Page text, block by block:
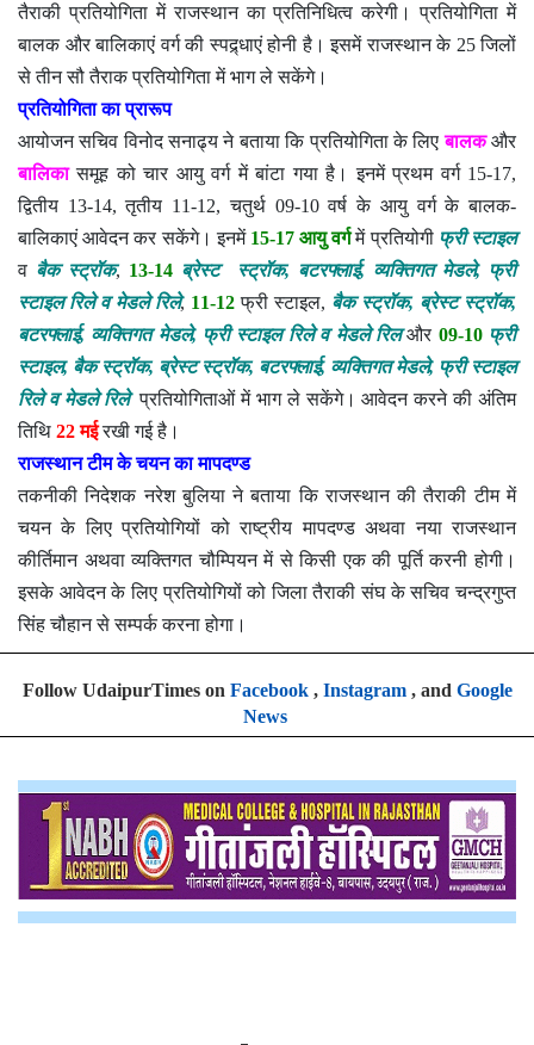
तैराकी प्रतियोगिता में राजस्थान का प्रतिनिधित्व करेगी। प्रतियोगिता में
बालक और बालिकाएं वर्ग की स्पद्र्धाएं होनी है। इसमें राजस्थान के 25 जिलों
से तीन सौ तैराक प्रतियोगिता में भाग ले सकेंगे।
प्रतियोगिता का प्रारूप
आयोजन सचिव विनोद सनाढ्य ने बताया कि प्रतियोगिता के लिएबालकऔर
बालिकासमूह को चार आयु वर्ग में बांटा गया है। इनमें प्रथम वर्ग 15-17,
द्वितीय 13-14, तृतीय 11-12, चतुर्थ 09-10 वर्ष के आयु वर्ग के बालक-
बालिकाएं आवेदन कर सकेंगे। इनमें 15-17 आयु वर्गमें प्रतियोगी फ्री स्टाइल
व बैक स्ट्रॉक, 13-14 ब्रेस्ट
स्ट्रॉक, बटरफ्लाई, व्यक्तिगत मेडले, फ्री
स्टाइल रिले व मेडले रिले, 11-12फ्री स्टाइल, बैक स्ट्रॉक, ब्रेस्ट स्ट्रॉक,
बटरफ्लाई, व्यक्तिगत मेडले, फ्री स्टाइल रिले व मेडले रिलऔर 09-10 फ्री
स्टाइल, बैक स्ट्रॉक, ब्रेस्ट स्ट्रॉक, बटरफ्लाई, व्यक्तिगत मेडले, फ्री स्टाइल
रिले व मेडले रिले प्रतियोगिताओं में भाग ले सकेंगे। आवेदन करने की अंतिम
तिथि 22 मईरखी गई है।
राजस्थान टीम के चयन का मापदण्ड
तकनीकी निदेशक नरेश बुलिया ने बताया कि राजस्थान की तैराकी टीम में
चयन के लिए प्रतियोगियों को राष्ट्रीय मापदण्ड अथवा नया राजस्थान
कीर्तिमान अथवा व्यक्तिगत चौम्पियन में से किसी एक की पूर्ति करनी होगी।
इसके आवेदन के लिए प्रतियोगियों को जिला तैराकी संघ के सचिव चन्द्रगुप्त
सिंह चौहान से सम्पर्क करना होगा।
Follow UdaipurTimes on Facebook, Instagram, and Google
News